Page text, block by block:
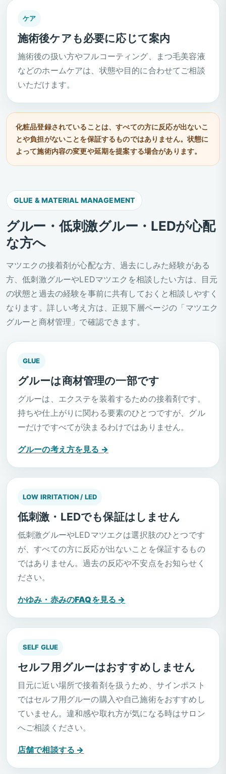
ケア
施術後ケアも必要に応じて案内
施術後の扱い方やフルコーティング、まつ毛美容液
などのホームケアは、状態や目的に合わせてご相談
いただけます。
化粧品登録されていることは、すべての方に反応が出ないこ
とや負担がないことを保証するものではありません。状態に
よって施術内容の変更や延期を提案する場合があります。
GLUE & MATERIAL MANAGEMENT
グルー・低刺激グルー・LEDが心配
な方へ
マツエクの接着剤が心配な方、過去にしみた経験がある
方、低刺激グルーやLEDマツエクを相談したい方は、目元
の状態と過去の経験を事前に共有しておくと相談しやすく
なります。詳しい考え方は、正規下層ページの「マツエク
グルーと商材管理」で確認できます。
GLUE
グルーは商材管理の一部です
グルーは、エクステを装着するための接着剤です。
持ちや仕上がりに関わる要素のひとつですが、グル
ーだけですべてが決まるわけではありません。
グルーの考え方を見る →
LOW IRRITATION / LED
低刺激・LEDでも保証はしません
低刺激グルーやLEDマツエクは選択肢のひとつです
が、すべての方に反応が出ないことを保証するもの
ではありません。過去の反応や不安点をお知らせく
ださい。
かゆみ・赤みのFAQを見る →
SELF GLUE
セルフ用グルーはおすすめしません
目元に近い場所で接着剤を扱うため、サインポスト
ではセルフ用グルーの購入や自己施術をおすすめし
ていません。違和感や取れ方が気になる時はサロン
へご相談ください。
店舗で相談する →